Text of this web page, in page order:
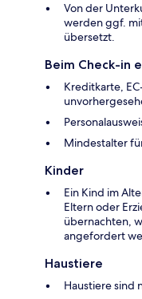
Von der
werden ggf.
übersetzt.
Beim Check-in
Kreditkarte,
Mindestalter
Kinder
Ein Kind im
Eltern oder
übernachten,
angefordert
Haustiere
Haustiere sind